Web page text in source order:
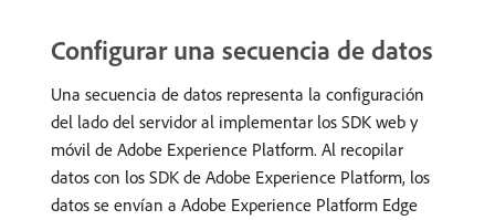
Configurar una secuencia de datos
Una secuencia de datos representa la configuración
del lado del servidor al implementar los SDK web y
móvil de Adobe Experience Platform. Al recopilar
datos con los SDK de Adobe Experience Platform, los
datos se envían a Adobe Experience Platform Edge